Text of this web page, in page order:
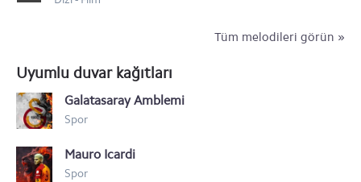
Tüm melodileri görün »
Uyumlu duvar kağıtları
Galatasaray Amblemi
Spor
Mauro Icardi
Spor